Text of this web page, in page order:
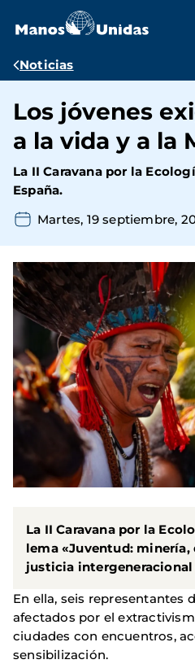
contenido
Ruta
navegación
Noticias
Los jóvenes
a la vida y a la
La II Caravana por la
España.
Martes, 19 septiembre,
La II Caravana por la
lema «Juventud: minería,
justicia intergeneracional
En ella, seis representantes
afectados por el
ciudades con encuentros,
sensibilización.